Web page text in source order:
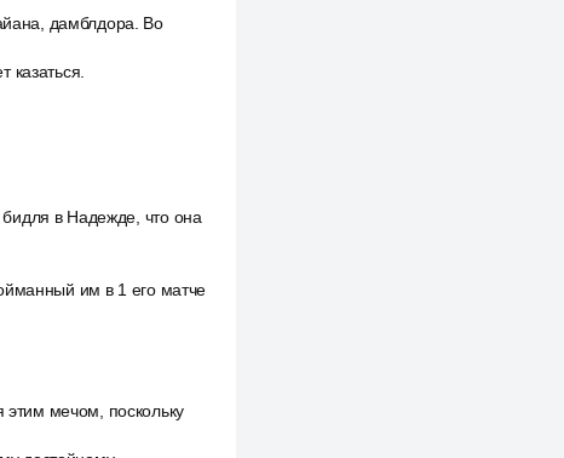
дамблдора. Во
казаться.
в Надежде, что она
им в 1 его матче
мечом, поскольку